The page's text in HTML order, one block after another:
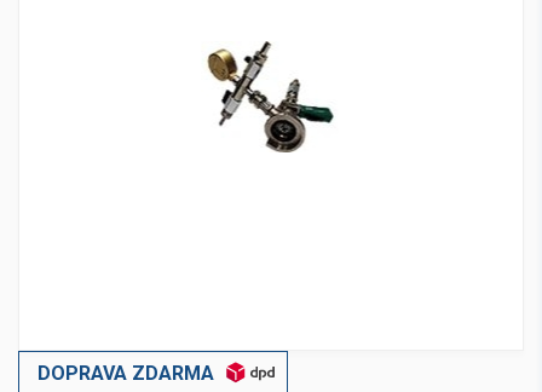
DOPRAVA ZDARMA